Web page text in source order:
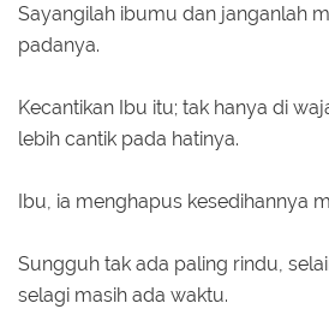
Sayangilah ibumu dan janganlah
padanya.
Kecantikan Ibu itu; tak hanya di
lebih cantik pada hatinya.
Ibu, ia menghapus kesedihannya
Sungguh tak ada paling rindu,
selagi masih ada waktu.